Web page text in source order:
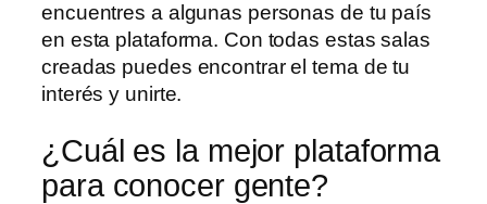
encuentres a algunas personas de tu país
en esta plataforma. Con todas estas salas
creadas puedes encontrar el tema de tu
interés y unirte.
¿Cuál es la mejor plataforma
para conocer gente?